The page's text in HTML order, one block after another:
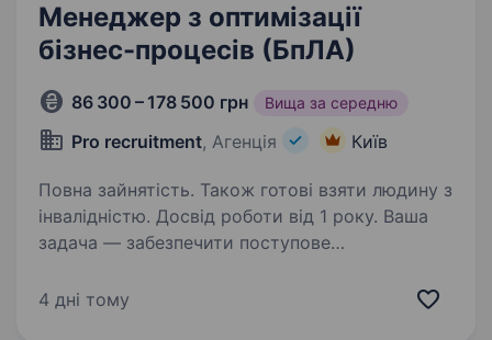
Менеджер з оптимізації
бізнес-процесів (БпЛА)
86 300 – 178 500 грн Вища за середню
Pro recruitment, Агенція Київ
Повна зайнятість. Також готові взяти людину з
інвалідністю. Досвід роботи від 1 року. Ваша
задача — забезпечити поступове
на серійному виробництві з метою підвищення
4 дні тому